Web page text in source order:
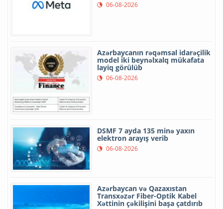
06-08-2026
Azərbaycanın rəqəmsal idarəçilik
model iki beynəlxalq mükafata
layiq görülüb
06-08-2026
DSMF 7 ayda 135 minə yaxın
elektron arayış verib
06-08-2026
Azərbaycan və Qazaxıstan
Transxəzər Fiber-Optik Kabel
Xəttinin çəkilişini başa çatdırıb